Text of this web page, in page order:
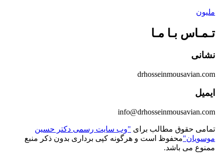
ملیون
تـمـاس بـا مـا
نشانی
drhosseinmousavian.com
ایمیل
info@drhosseinmousavian.com
تمامی حقوق مطالب برای "وب سایت رسمی دکتر حسین
موسویان"محفوظ است و هرگونه کپی برداری بدون ذکر منبع
ممنوع می باشد.